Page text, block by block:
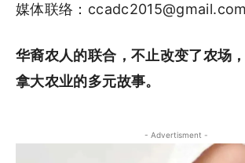
媒体联络：ccadc2015@gmail.com
华裔农人的联合，不止改变了农场
拿大农业的多元故事。
- Advertisment -